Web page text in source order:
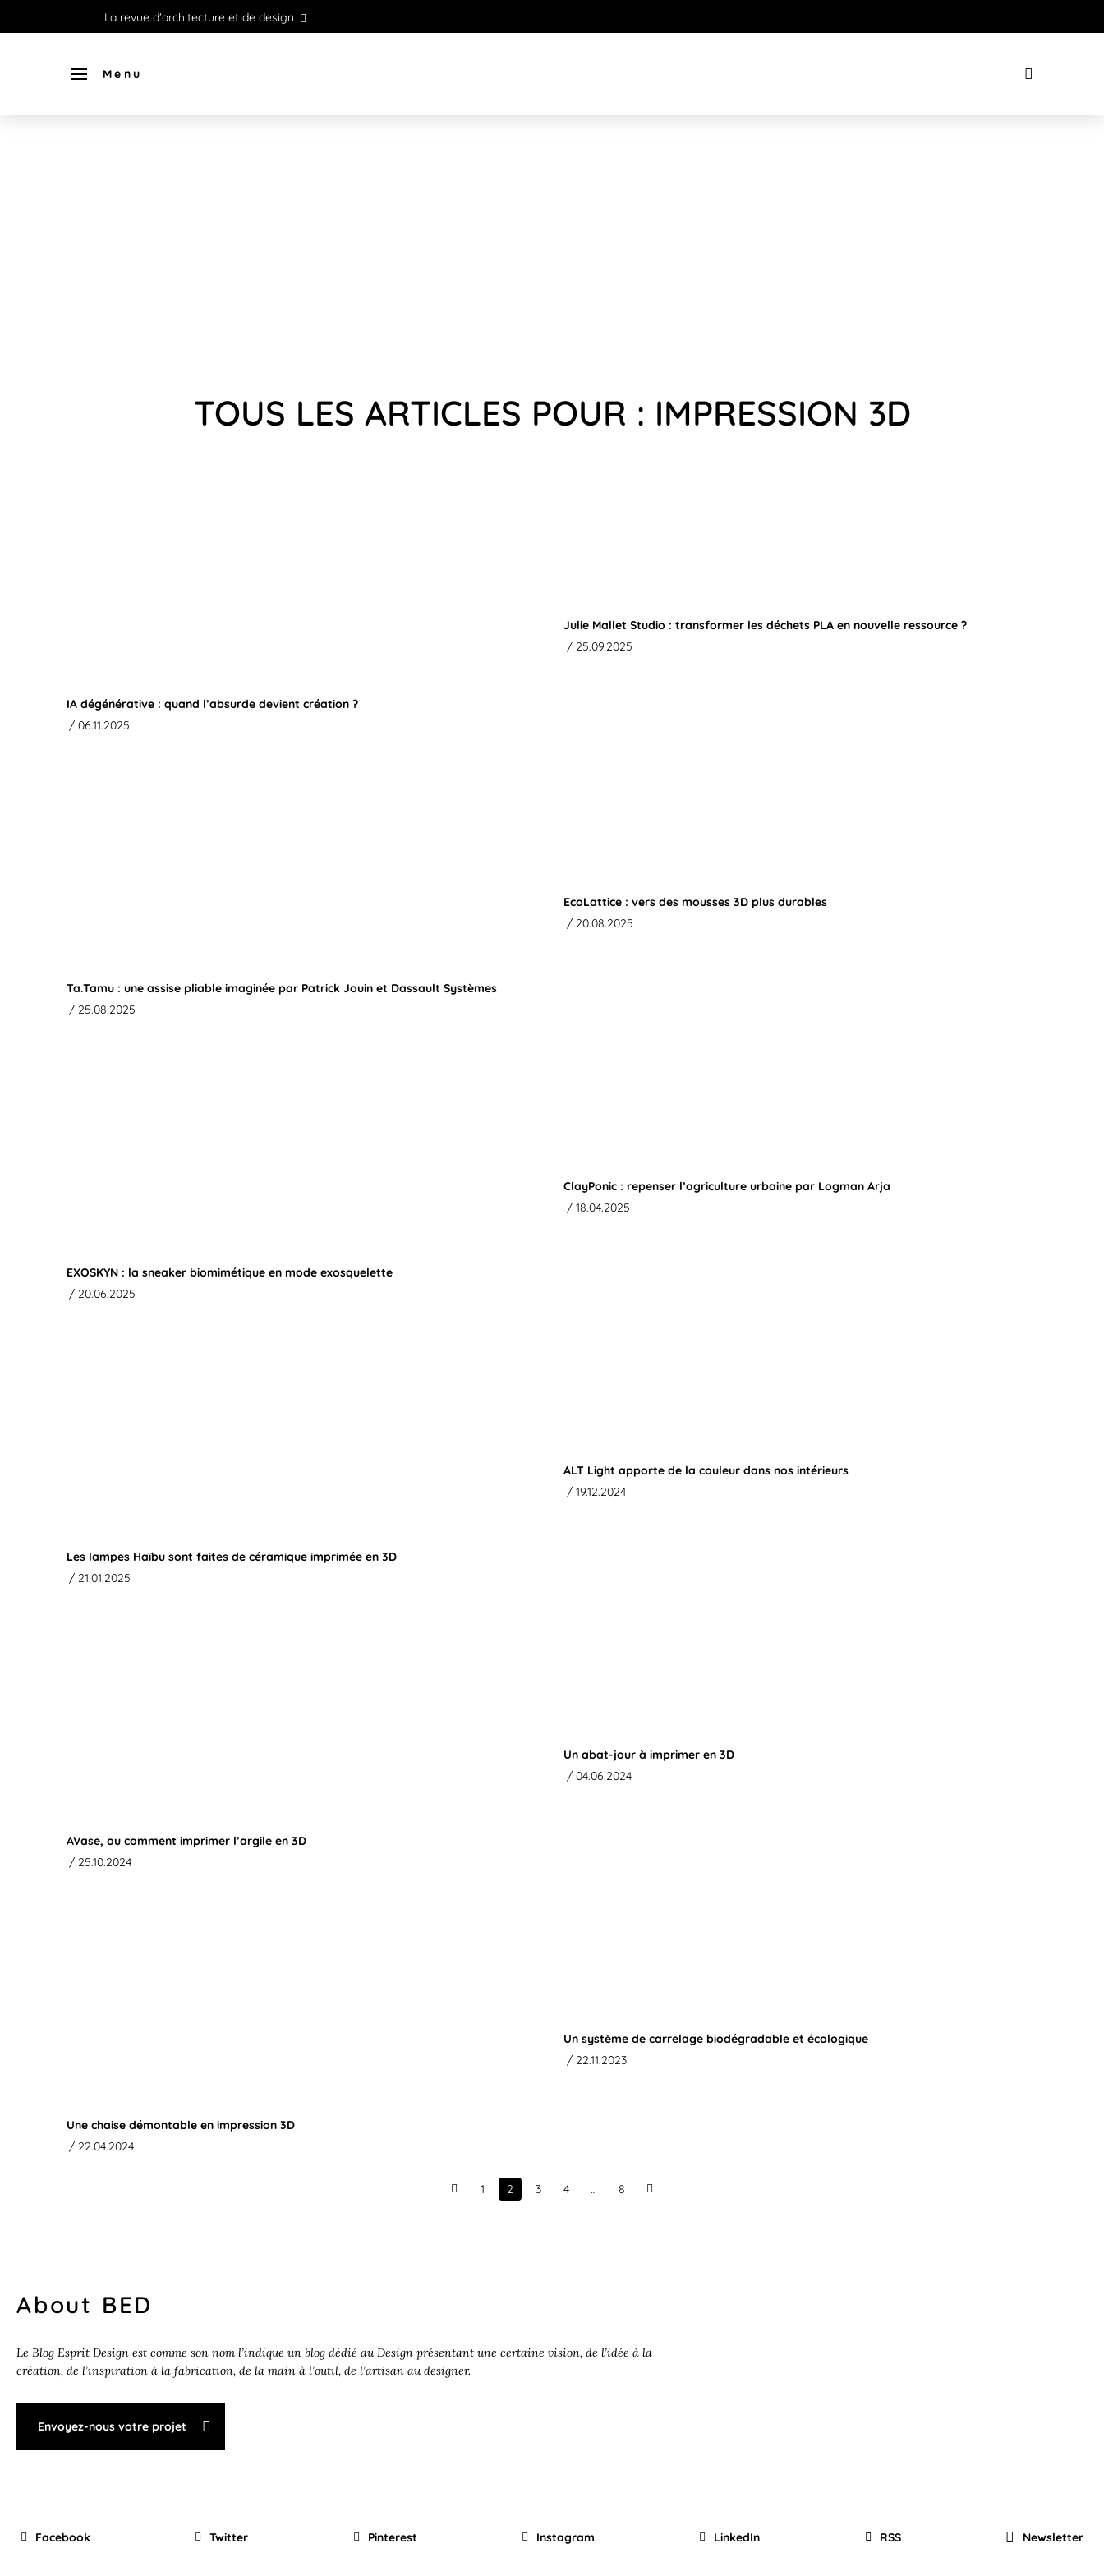
La revue d'architecture et de design
Menu
TOUS LES ARTICLES POUR : IMPRESSION 3D
IA dégénérative : quand l’absurde devient création ?
/ 06.11.2025
Julie Mallet Studio : transformer les déchets PLA en nouvelle ressource ?
/ 25.09.2025
Ta.Tamu : une assise pliable imaginée par Patrick Jouin et Dassault Systèmes
/ 25.08.2025
EcoLattice : vers des mousses 3D plus durables
/ 20.08.2025
EXOSKYN : la sneaker biomimétique en mode exosquelette
/ 20.06.2025
ClayPonic : repenser l’agriculture urbaine par Logman Arja
/ 18.04.2025
Les lampes Haïbu sont faites de céramique imprimée en 3D
/ 21.01.2025
ALT Light apporte de la couleur dans nos intérieurs
/ 19.12.2024
AVase, ou comment imprimer l’argile en 3D
/ 25.10.2024
Un abat-jour à imprimer en 3D
/ 04.06.2024
Une chaise démontable en impression 3D
/ 22.04.2024
Un système de carrelage biodégradable et écologique
/ 22.11.2023
Prev 1 2 3 4 … 8 Next
About BED
Le Blog Esprit Design est comme son nom l’indique un blog dédié au Design présentant une certaine vision, de l’idée à la
création, de l’inspiration à la fabrication, de la main à l’outil, de l’artisan au designer.
Envoyez-nous votre projet
Facebook Twitter Pinterest Instagram LinkedIn RSS Newsletter